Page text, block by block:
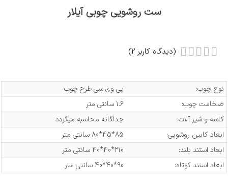
ست روشویی چوبی آیلار
(دیدگاه کاربر 2
)
نوع چوب:
پی وی سی طرح چوب
ضخامت چوب:
1.6 سانتی متر
کاسه و شیر آلات:
جداگانه محاسبه میگردد
ابعاد کابین روشویی:
85*45*80 سانتی متر
ابعاد استند بلند:
210*40*40 سانتی متر
ابعاد استند کوتاه:
90*40*40 سانتی متر